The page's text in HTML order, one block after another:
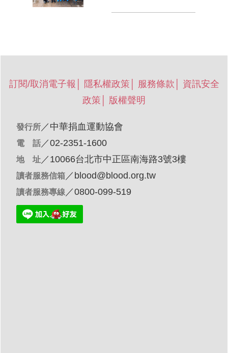
訂閱/取消電子報 隱私權政策 服務條款
資訊安全
政策
版權聲明
發行所 ／ 中華捐血運動協會
電 話 ／02-2351-1600
地 址 ／10066台北市中正區南海路3號3樓
讀者服務信箱 ／ blood@blood.org.tw
讀者服務專線 ／0800-099-519